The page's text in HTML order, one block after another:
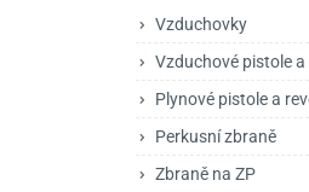
Plynové
Perkusní
Zbraně na
Vzduchovky
Vzduchové pistole a
Plynové pistole a
Perkusní zbraně
Zbraně na ZP